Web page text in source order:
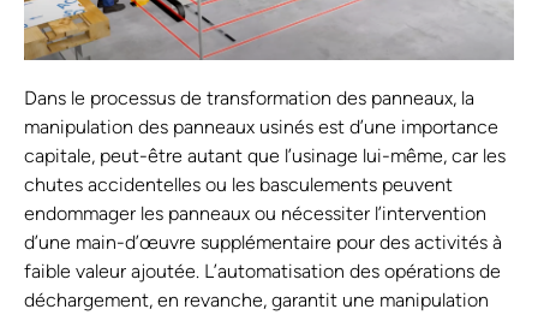
Dans le processus de transformation des panneaux, la
manipulation des panneaux usinés est d’une importance
capitale, peut-être autant que l’usinage lui-même, car les
chutes accidentelles ou les basculements peuvent
endommager les panneaux ou nécessiter l’intervention
d’une main-d’œuvre supplémentaire pour des activités à
faible valeur ajoutée. L’automatisation des opérations de
déchargement, en revanche, garantit une manipulation